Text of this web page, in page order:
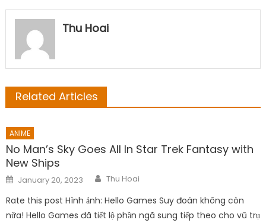
Thu Hoai
Related Articles
ANIME
No Man’s Sky Goes All In Star Trek Fantasy with
New Ships
Posted
on
January 20, 2023 Author
Thu Hoai
Rate this post Hình ảnh: Hello Games Suy đoán không còn
nữa! Hello Games đã tiết lộ phần ngã sung tiếp theo cho vũ trụ